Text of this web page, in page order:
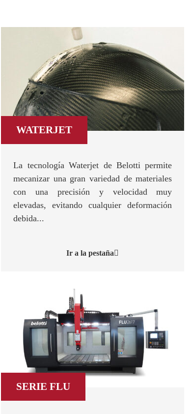
WATERJET
La tecnología Waterjet de Belotti permite
mecanizar una gran variedad de materiales
con una precisión y velocidad muy
elevadas, evitando cualquier deformación
debida...
Ir a la pestaña
SERIE FLU